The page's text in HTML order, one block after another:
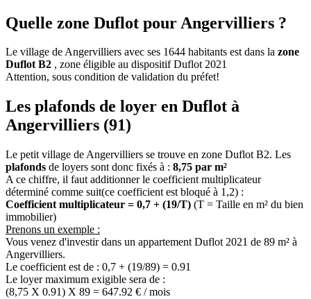
Quelle zone Duflot pour Angervilliers ?
Le village de Angervilliers avec ses 1644 habitants est dans la zone
Duflot B2 , zone éligible au dispositif Duflot 2021
Attention, sous condition de validation du préfet!
Les plafonds de loyer en Duflot à
Angervilliers (91)
Le petit village de Angervilliers se trouve en zone Duflot B2. Les
plafonds de loyers sont donc fixés à : 8,75 par m²
A ce chiffre, il faut additionner le coefficient multiplicateur
déterminé comme suit(ce coefficient est bloqué à 1,2) :
Coefficient multiplicateur = 0,7 + (19/T) (T = Taille en m² du bien
immobilier)
Prenons un exemple :
Vous venez d'investir dans un appartement Duflot 2021 de 89 m² à
Angervilliers.
Le coefficient est de : 0,7 + (19/89) = 0.91
Le loyer maximum exigible sera de :
(8,75 X 0.91) X 89 = 647.92 € / mois